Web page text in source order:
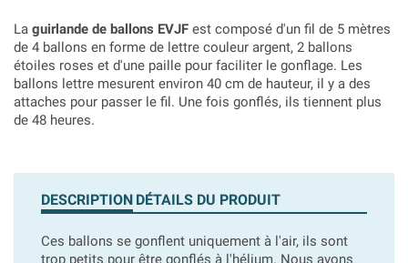
La guirlande de ballons EVJF est composé d'un fil de 5 mètres
de 4 ballons en forme de lettre couleur argent, 2 ballons
étoiles roses et d'une paille pour faciliter le gonflage. Les
ballons lettre mesurent environ 40 cm de hauteur, il y a des
attaches pour passer le fil. Une fois gonflés, ils tiennent plus
de 48 heures.
DESCRIPTION DÉTAILS DU PRODUIT
Ces ballons se gonflent uniquement à l'air, ils sont
trop petits pour être gonflés à l'hélium. Nous avons